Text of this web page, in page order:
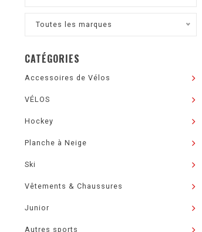
Toutes les marques
CATÉGORIES
Accessoires de Vélos
VÉLOS
Hockey
Planche à Neige
Ski
Vêtements & Chaussures
Junior
Autres sports